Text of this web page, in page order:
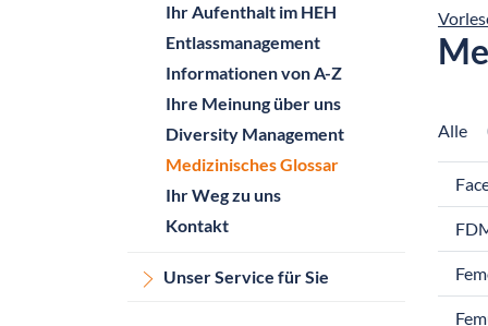
Ihr Aufenthalt im HEH
Entlassmanagement
Informationen von A-Z
Ihre Meinung über uns
Diversity Management
Medizinisches Glossar
Ihr Weg zu uns
Kontakt
Unser Service für Sie
Alle